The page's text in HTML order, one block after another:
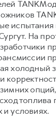
испытания
На
холодный
и условиях.